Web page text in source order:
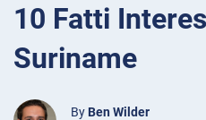
10 Fatti
Suriname
By Ben Wilder